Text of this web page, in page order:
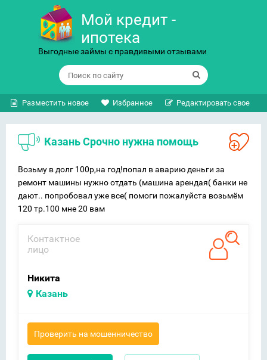
Мой кредит -
ипотека
Выгодные займы с правдивыми отзывами
Разместить новое Избранное Редактировать свое
Казань Срочно нужна помощь
Возьму в долг 100р,на год!попал в аварию деньги за
ремонт машины нужно отдать (машина арендая( банки не
дают.. попробовал уже все( помоги пожалуйста возьмём
120 тр.100 мне 20 вам
Контактное
лицо
Никита
Казань
Проверить на мошенничество